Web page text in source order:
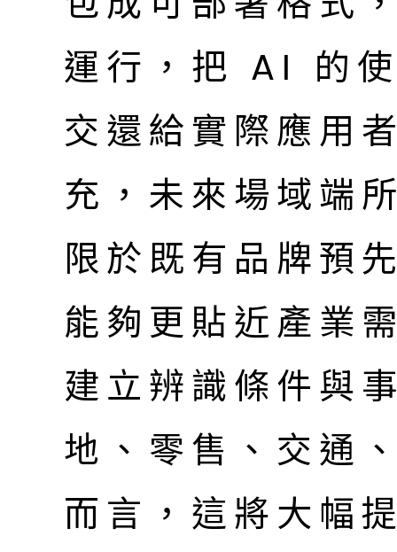
運行，把 AI 的
交還給實際應用
充，未來場域端
限於既有品牌預
能夠更貼近產業
建立辨識條件與
地、零售、交通
而言，這將大幅